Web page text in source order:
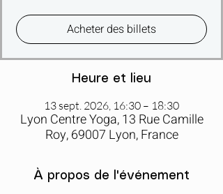
Acheter des billets
Heure et lieu
13 sept. 2026, 16:30 – 18:30
Lyon Centre Yoga, 13 Rue Camille
Roy, 69007 Lyon, France
À propos de l'événement